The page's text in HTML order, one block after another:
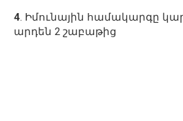
4. Իմունային համակարգը
արդեն 2 շաբաթից